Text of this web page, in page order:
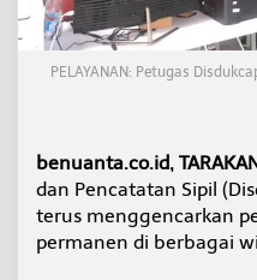
n
e
r
e
n
D
e
m
PELAYANAN: Petugas
benuanta.co.id,
dan Pencatatan Sipil
terus menggencarkan
permanen di berbagai